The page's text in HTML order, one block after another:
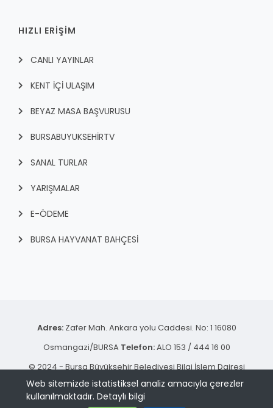
Web sitemizde istatistiksel analiz amacıyla çerezler
kullanılmaktadır. Detaylı bilgi
HIZLI ERİŞİM
CANLI YAYINLAR
KENT İÇI ULAŞIM
BEYAZ MASA BAŞVURUSU
BURSABUYUKSEHIRTV
SANAL TURLAR
YARIŞMALAR
E-ÖDEME
BURSA HAYVANAT BAHÇESİ
Adres:Zafer Mah. Ankara yolu Caddesi. No: 1 16080
Osmangazi/BURSA Telefon:ALO 153 / 444 16 00
© 2024 - Bursa Büyükşehir Belediyesi Bilgi İşlem Dairesi
Başkanlığı | Tüm hakkı saklıdır.